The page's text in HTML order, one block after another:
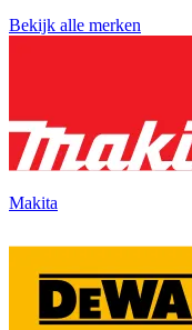
Bekijk alle merken
Makita